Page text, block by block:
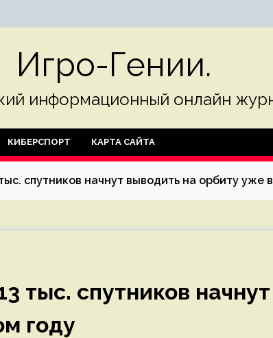
Игро-Гении.
информационный онлайн
КИБЕРСПОРТ КАРТА САЙТА
спутников начнут выводить на орбиту уже
тыс. спутников начнут
году